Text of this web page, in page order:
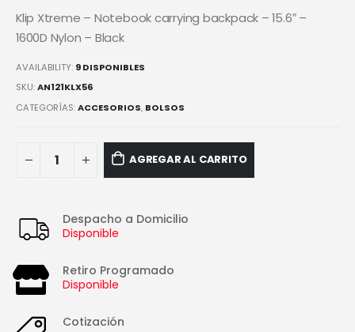
Klip Xtreme – Notebook carrying backpack – 15.6″ –
1600D Nylon – Black
AVAILABILITY: 9 DISPONIBLES
SKU:AN121KLX56
CATEGORÍAS:ACCESORIOS, BOLSOS
AGREGAR AL CARRITO
Despacho a Domicilio
Disponible
Retiro Programado
Disponible
Cotización